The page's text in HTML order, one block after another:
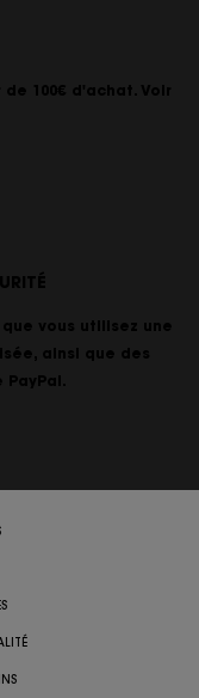
100€ d'achat. Voir
vous utilisez une
ainsi que des